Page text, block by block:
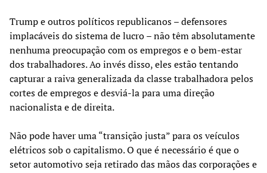
Trump e outros políticos republicanos – defensores
implacáveis do sistema de lucro – não têm absolutamente
nenhuma preocupação com os empregos e o bem-estar
dos trabalhadores. Ao invés disso, eles estão tentando
capturar a raiva generalizada da classe trabalhadora pelos
cortes de empregos e desviá-la para uma direção
nacionalista e de direita.
Não pode haver uma “transição justa” para os veículos
elétricos sob o capitalismo. O que é necessário é que o
setor automotivo seja retirado das mãos das corporações e